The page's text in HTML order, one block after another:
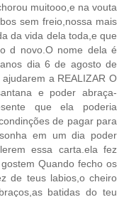
muitooo,e na vouta
sem freio,nossa mais
da vida dela toda,e que
d novo.O nome dela é
dia 6 de agosto de
a REALIZAR O
e poder abraça-
que ela poderia
de pagar para
em um dia poder
essa carta.ela fez
Quando fecho os
de teus labios,o cheiro
batidas do teu